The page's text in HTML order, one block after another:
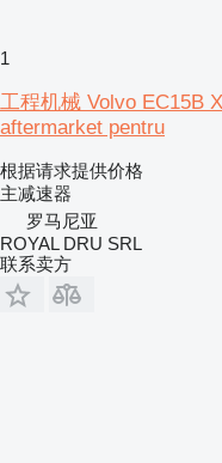
1
工程机械 Volvo EC15B
aftermarket pentru
根据请求提供价格
主减速器
罗马尼亚
ROYAL DRU SRL
联系卖方